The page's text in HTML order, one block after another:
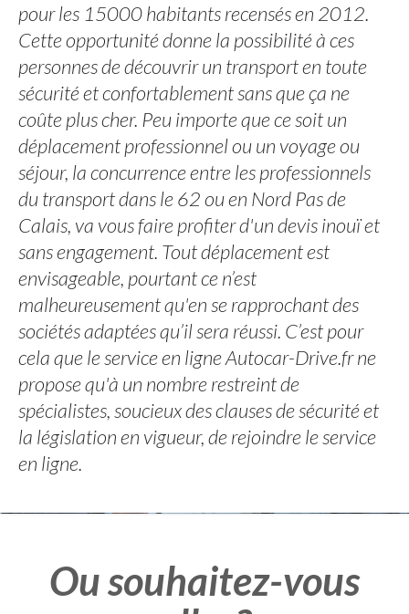
pour les 15000 habitants recensés en 2012.
Cette opportunité donne la possibilité à ces
personnes de découvrir un transport en toute
sécurité et confortablement sans que ça ne
coûte plus cher. Peu importe que ce soit un
déplacement professionnel ou un voyage ou
séjour, la concurrence entre les professionnels
du transport dans le 62 ou en Nord Pas de
Calais, va vous faire profiter d'un devis inouï et
sans engagement. Tout déplacement est
envisageable, pourtant ce n’est
malheureusement qu'en se rapprochant des
sociétés adaptées qu’il sera réussi. C’est pour
cela que le service en ligne Autocar-Drive.fr ne
propose qu'à un nombre restreint de
spécialistes, soucieux des clauses de sécurité et
la législation en vigueur, de rejoindre le service
en ligne.
Ou souhaitez-vous